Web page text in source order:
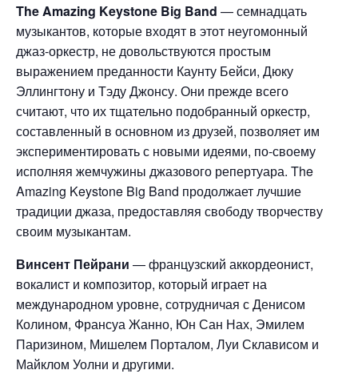
The Amazing Keystone Big Band — семнадцать
музыкантов, которые входят в этот неугомонный
джаз-оркестр, не довольствуются простым
выражением преданности Каунту Бейси, Дюку
Эллингтону и Тэду Джонсу. Они прежде всего
считают, что их тщательно подобранный оркестр,
составленный в основном из друзей, позволяет им
экспериментировать с новыми идеями, по-своему
исполняя жемчужины джазового репертуара. The
Amazing Keystone Big Band продолжает лучшие
традиции джаза, предоставляя свободу творчеству
своим музыкантам.
Винсент Пейрани — французский аккордеонист,
вокалист и композитор, который играет на
международном уровне, сотрудничая с Денисом
Колином, Франсуа Жанно, Юн Сан Нах, Эмилем
Паризином, Мишелем Порталом, Луи Склависом и
Майклом Уолни и другими.